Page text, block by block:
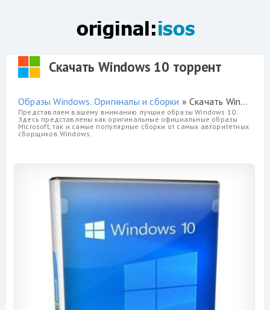
Скачать Windows 10 торрент
Образы Windows. Оригиналы и сборки » Скачать Windows 10 торрент
Представляем вашему вниманию лучшие образы Windows 10.
Здесь представлены как оригинальные официальные образы
Microsoft, так и самые популярные сборки от самых авторитетных
сборщиков Windows.